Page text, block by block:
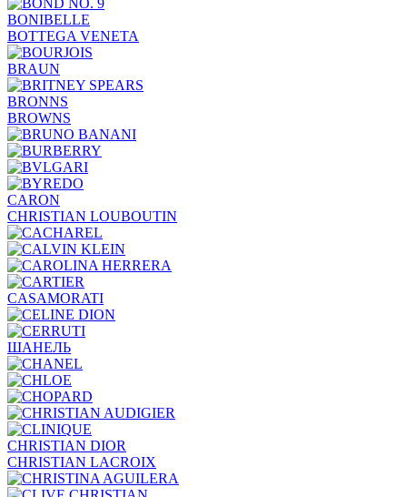
BONIBELLE
BOTTEGA VENETA
BRAUN
BRONNS
BROWNS
CARON
CHRISTIAN LOUBOUTIN
CASAMORATI
ШАНЕЛЬ
CHRISTIAN DIOR
CHRISTIAN LACROIX